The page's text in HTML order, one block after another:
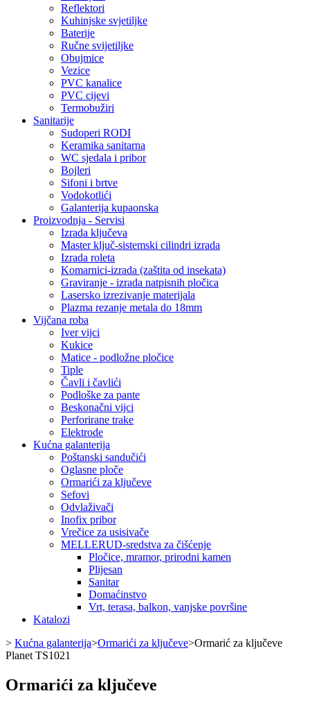
Reflektori
Kuhinjske svjetiljke
Baterije
Ručne svijetiljke
Obujmice
Vezice
PVC kanalice
PVC cijevi
Termobužiri
Sanitarije
Sudoperi RODI
Keramika sanitarna
WC sjedala i pribor
Bojleri
Sifoni i brtve
Vodokotlići
Galanterija kupaonska
Proizvodnja - Servisi
Izrada ključeva
Master ključ-sistemski cilindri izrada
Izrada roleta
Komarnici-izrada (zaštita od insekata)
Graviranje - izrada natpisnih pločica
Lasersko izrezivanje materijala
Plazma rezanje metala do 18mm
Vijčana roba
Iver vijci
Kukice
Matice - podložne pločice
Tiple
Čavli i čavlići
Podloške za pante
Beskonačni vijci
Perforirane trake
Elektrode
Kućna galanterija
Poštanski sandučići
Oglasne ploče
Ormarići za ključeve
Sefovi
Odvlaživači
Inofix pribor
Vrečice za usisivače
MELLERUD-sredstva za čišćenje
Pločice, mramor, prirodni kamen
Plijesan
Sanitar
Domaćinstvo
Vrt, terasa, balkon, vanjske površine
Katalozi
> Kućna galanterija>Ormarići za ključeve>Ormarić za ključeve
Planet TS1021
Ormarići za ključeve